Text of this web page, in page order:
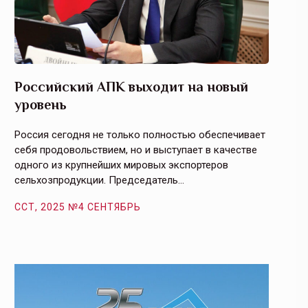
Российский АПК выходит на новый
уровень
Россия сегодня не только полностью обеспечивает
себя продовольствием, но и выступает в качестве
одного из крупнейших мировых экспортеров
сельхозпродукции. Председатель…
ССТ, 2025 №4 СЕНТЯБРЬ